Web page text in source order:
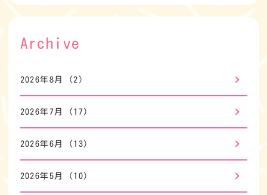
Archive
2026年8月 (2)
2026年7月 (17)
2026年6月 (13)
2026年5月 (10)